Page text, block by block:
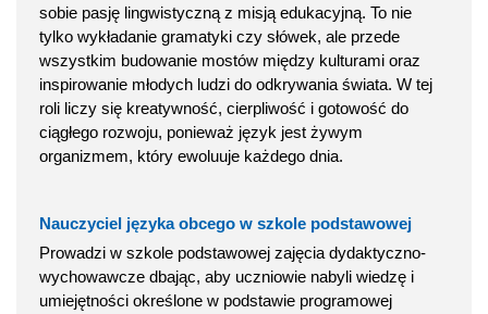
sobie pasję lingwistyczną z misją edukacyjną. To nie
tylko wykładanie gramatyki czy słówek, ale przede
wszystkim budowanie mostów między kulturami oraz
inspirowanie młodych ludzi do odkrywania świata. W tej
roli liczy się kreatywność, cierpliwość i gotowość do
ciągłego rozwoju, ponieważ język jest żywym
organizmem, który ewoluuje każdego dnia.
Nauczyciel języka obcego w szkole podstawowej
Prowadzi w szkole podstawowej zajęcia dydaktyczno-
wychowawcze dbając, aby uczniowie nabyli wiedzę i
umiejętności określone w podstawie programowej